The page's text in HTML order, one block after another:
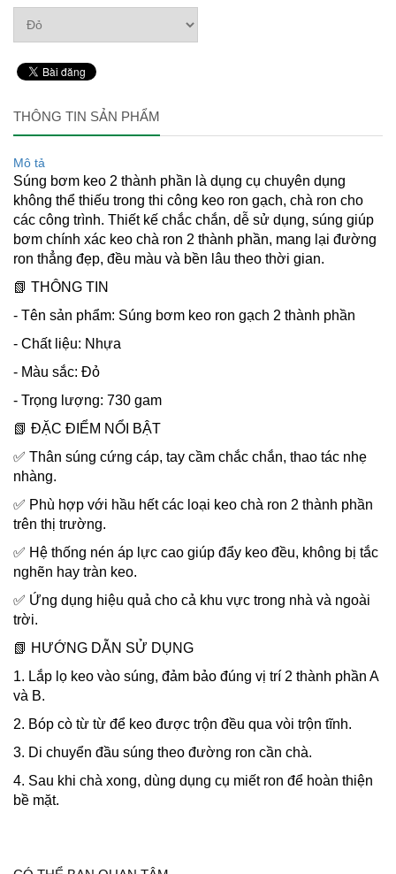
THÔNG TIN SẢN PHẨM
Mô tả
Súng bơm keo 2 thành phần là dụng cụ chuyên dụng
không thể thiếu trong thi công keo ron gạch, chà ron cho
các công trình. Thiết kế chắc chắn, dễ sử dụng, súng giúp
bơm chính xác keo chà ron 2 thành phần, mang lại đường
ron thẳng đẹp, đều màu và bền lâu theo thời gian.
📗 THÔNG TIN
- Tên sản phẩm: Súng bơm keo ron gạch 2 thành phần
- Chất liệu: Nhựa
- Màu sắc: Đỏ
- Trọng lượng: 730 gam
📗 ĐẶC ĐIỂM NỔI BẬT
✅ Thân súng cứng cáp, tay cầm chắc chắn, thao tác nhẹ
nhàng.
✅ Phù hợp với hầu hết các loại keo chà ron 2 thành phần
trên thị trường.
✅ Hệ thống nén áp lực cao giúp đẩy keo đều, không bị tắc
nghẽn hay tràn keo.
✅ Ứng dụng hiệu quả cho cả khu vực trong nhà và ngoài
trời.
📗 HƯỚNG DẪN SỬ DỤNG
1. Lắp lọ keo vào súng, đảm bảo đúng vị trí 2 thành phần A
và B.
2. Bóp cò từ từ để keo được trộn đều qua vòi trộn tĩnh.
3. Di chuyển đầu súng theo đường ron cần chà.
4. Sau khi chà xong, dùng dụng cụ miết ron để hoàn thiện
bề mặt.